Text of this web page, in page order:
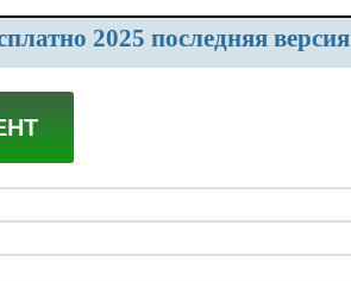
2025 последняя версия